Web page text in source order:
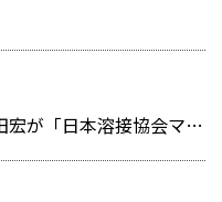
三浦マニファクチャリングの上田宏が「日本溶接協会マイスター」に認定されました